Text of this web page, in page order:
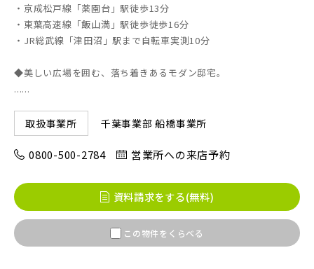
春日部市(5) 草加市(0)
市川市(4)
千葉市(2)
千葉・常磐エリア(16)
・京成松戸線「薬園台」駅徒歩13分
・東葉高速線「飯山満」駅徒歩徒歩16分
・JR総武線「津田沼」駅まで自転車実測10分
◆美しい広場を囲む、落ち着きあるモダン邸宅。
......
取扱事業所 千葉事業部 船橋事業所
0800-500-2784 営業所への来店予約
資料請求をする(無料)
この物件をくらべる